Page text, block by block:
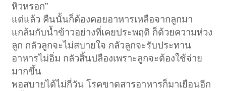
หิวหรอก”
แต่แล้ว คืนนั้นก็ต้องคอยอาหารเหลือจากลูกมา
แกล้มกับน้ำข้าวอย่างที่เคยประพฤติ ก็ด้วยความห่วง
ลูก กลัวลูกจะไม่สบายใจ กลัวลูกจะรับประทาน
อาหารไม่อิ่ม กลัวสิ้นปลืองเพราะลูกจะต้องใช้จ่าย
มากขึ้น
พอสบายได้ไม่กี่วัน โรคขาดสารอาหารก็มาเยือนอีก